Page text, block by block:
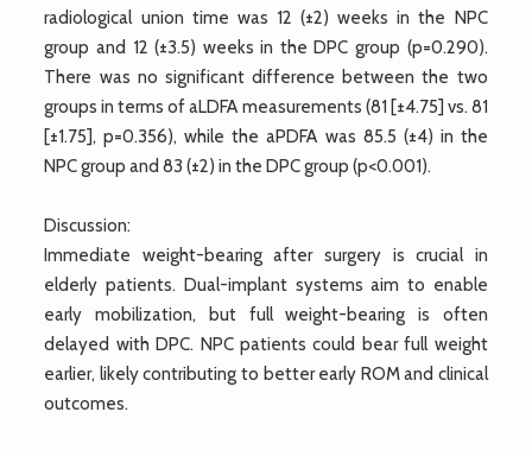
radiological union time was 12 (±2) weeks in the NPC
group and 12 (±3.5) weeks in the DPC group (p=0.290).
There was no significant difference between the two
groups in terms of aLDFA measurements (81 [±4.75] vs. 81
[±1.75], p=0.356), while the aPDFA was 85.5 (±4) in the
NPC group and 83 (±2) in the DPC group (p<0.001).
Discussion:
Immediate weight-bearing after surgery is crucial in
elderly patients. Dual-implant systems aim to enable
early mobilization, but full weight-bearing is often
delayed with DPC. NPC patients could bear full weight
earlier, likely contributing to better early ROM and clinical
outcomes.